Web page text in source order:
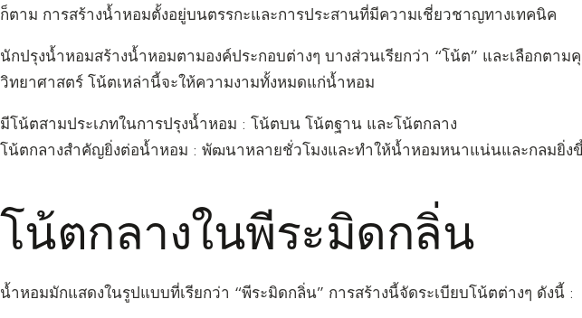
ก็ตาม การสร้างน้ำหอมตั้งอยู่บนตรรกะและการประสานที่มีความเชี่ยวชาญทางเทคนิค
นักปรุงน้ำหอมสร้างน้ำหอมตามองค์ประกอบต่างๆ บางส่วนเรียกว่า “โน้ต” และเลือกตา
วิทยาศาสตร์ โน้ตเหล่านี้จะให้ความงามทั้งหมดแก่น้ำหอม
มีโน้ตสามประเภทในการปรุงน้ำหอม : โน้ตบน โน้ตฐาน และโน้ตกลาง
โน้ตกลางสำคัญยิ่งต่อน้ำหอม : พัฒนาหลายชั่วโมงและทำให้น้ำหอมหนาแน่นและกลมยิ่ง
โน้ตกลางในพีระมิดกลิ่น
น้ำหอมมักแสดงในรูปแบบที่เรียกว่า “พีระมิดกลิ่น” การสร้างนี้จัดระเบียบโน้ตต่างๆ ดังนี้ :